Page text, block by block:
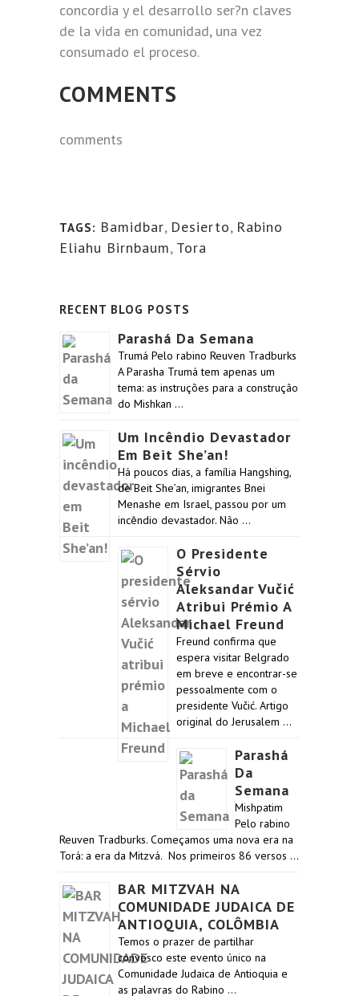
concordia y el desarrollo ser?n claves
de la vida en comunidad, una vez
consumado el proceso.
COMMENTS
comments
TAGS: Bamidbar, Desierto, Rabino
Eliahu Birnbaum, Tora
RECENT BLOG POSTS
Parashá Da Semana
Trumá Pelo rabino Reuven Tradburks
A Parasha Trumá tem apenas um
tema: as instruções para a construção
do Mishkan …
Um Incêndio Devastador
Em Beit She’an!
Há poucos dias, a família Hangshing,
de Beit She’an, imigrantes Bnei
Menashe em Israel, passou por um
incêndio devastador. Não …
O Presidente
Sérvio
Aleksandar Vučić
Atribui Prémio A
Michael Freund
Freund confirma que
espera visitar Belgrado
em breve e encontrar-se
pessoalmente com o
presidente Vučić. Artigo
original do Jerusalem …
Parashá
Da
Semana
Mishpatim
Pelo rabino
Reuven Tradburks. Começamos uma nova era na
Torá: a era da Mitzvá. Nos primeiros 86 versos …
BAR MITZVAH NA
COMUNIDADE JUDAICA DE
ANTIOQUIA, COLÔMBIA
Temos o prazer de partilhar
convosco este evento único na
Comunidade Judaica de Antioquia e
as palavras do Rabino …